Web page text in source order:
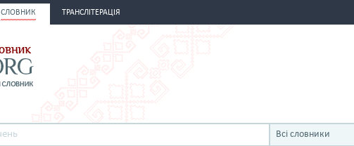
СЛОВНИК ТРАНСЛІТЕРАЦІЯ
Всі словники